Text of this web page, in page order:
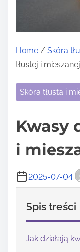
Home / Skóra
tłustej i mieszanej
Skóra tłusta i
Kwasy
i
2025-07-04
Spis treści
Jak działają